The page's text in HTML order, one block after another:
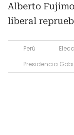
Alberto
liberal
Perú
Presidencia